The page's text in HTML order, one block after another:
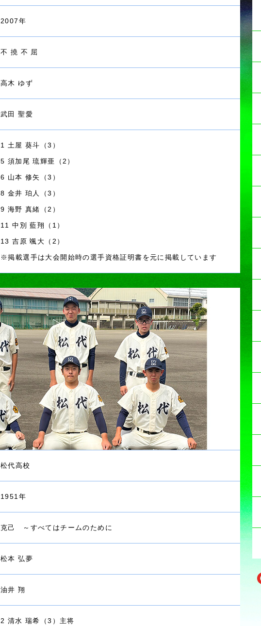
2007年
不 撓 不 屈
高木 ゆず
武田 聖愛
1 土屋 葵斗（3）
5 須加尾 琉輝亜（2）
6 山本 修矢（3）
8 金井 珀人（3）
9 海野 真緒（2）
11 中別 藍翔（1）
13 吉原 颯大（2）
※掲載選手は大会開始時の選手資格証明書を元に掲載しています
松代高校
1951年
克己 ～すべてはチームのために
松本 弘夢
油井 翔
2 清水 瑞希（3）主将